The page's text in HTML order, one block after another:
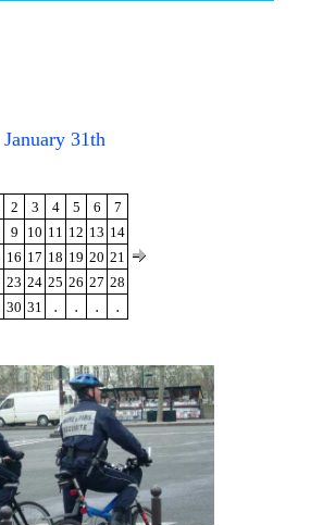
January 31th
2 3 4 5 6
7
9 10 11 12 13 14
16 17 18 19 20 21
23 24 25 26 27 28
30 31 . . . .